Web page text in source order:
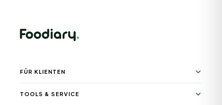
FÜR KLIENTEN
TOOLS & SERVICE